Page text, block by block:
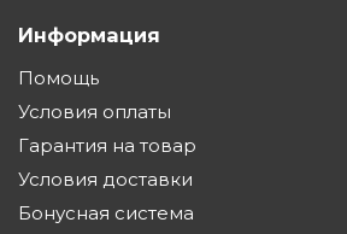
Информация
Помощь
Условия оплаты
Гарантия на товар
Условия доставки
Бонусная система